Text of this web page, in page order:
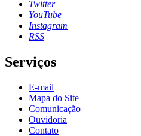
Twitter
YouTube
Instagram
RSS
Serviços
E-mail
Mapa do Site
Comunicação
Ouvidoria
Contato